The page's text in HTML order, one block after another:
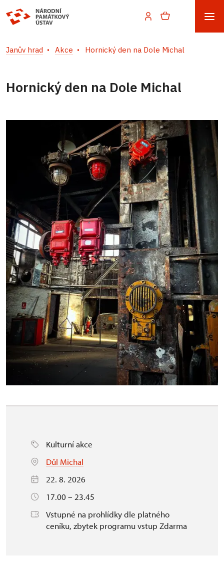
Janův hrad Akce Hornický den na Dole Michal
Hornický den na Dole Michal
Kulturní akce
Důl Michal
22. 8. 2026
17.00 – 23.45
Vstupné na prohlídky dle platného
ceníku, zbytek programu vstup Zdarma